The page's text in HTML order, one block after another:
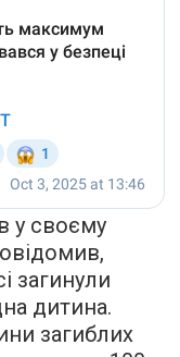
у своєму
загинули
дитина.
загиблих